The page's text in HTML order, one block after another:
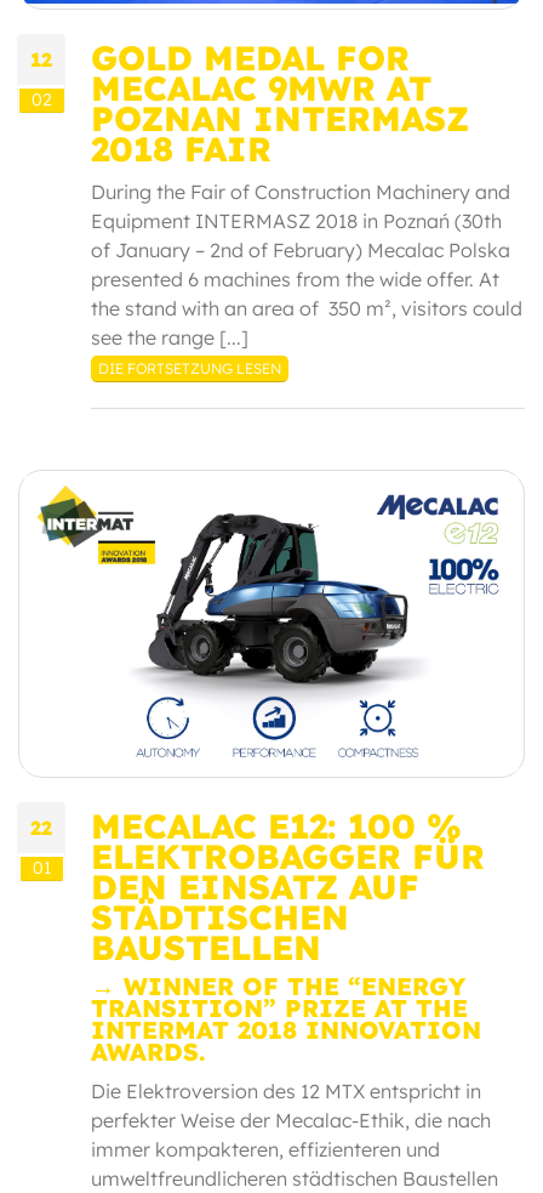
12
02
GOLD MEDAL FOR
MECALAC 9MWR AT
POZNAN INTERMASZ
2018 FAIR
During the Fair of Construction Machinery and
Equipment INTERMASZ 2018 in Poznań (30th
of January – 2nd of February) Mecalac Polska
presented 6 machines from the wide offer. At
the stand with an area of 350 m², visitors could
see the range [...]
DIE FORTSETZUNG LESEN
22
01
MECALAC E12: 100 %
ELEKTROBAGGER FÜR
DEN EINSATZ AUF
STÄDTISCHEN
BAUSTELLEN
→ WINNER OF THE “ENERGY
TRANSITION” PRIZE AT THE
INTERMAT 2018 INNOVATION
AWARDS.
Die Elektroversion des 12 MTX entspricht in
perfekter Weise der Mecalac-Ethik, die nach
immer kompakteren, effizienteren und
umweltfreundlicheren städtischen Baustellen